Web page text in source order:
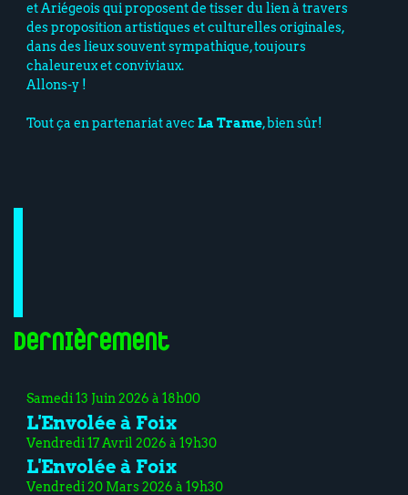
et Ariégeois qui proposent de tisser du lien à travers
des proposition artistiques et culturelles originales,
dans des lieux souvent sympathique, toujours
chaleureux et conviviaux.
Allons-y !
Tout ça en partenariat avec La Trame, bien sûr!
Dernièrement
Samedi 13 Juin 2026 à 18h00
L'Envolée à Foix
Vendredi 17 Avril 2026 à 19h30
L'Envolée à Foix
Vendredi 20 Mars 2026 à 19h30